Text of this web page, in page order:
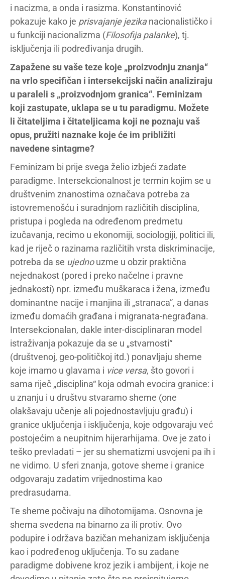
i nacizma, a onda i rasizma. Konstantinović
pokazuje kako je prisvajanje jezikanacionalističko i
u funkciji nacionalizma (Filosofija palanke), tj.
isključenja ili podređivanja drugih.
Zapažene su vaše teze koje „proizvodnju znanja“
na vrlo specifičan i intersekcijski način analiziraju
u paraleli s „proizvodnjom granica“. Feminizam
koji zastupate, uklapa se u tu paradigmu. Možete
li čitateljima i čitateljicama koji ne poznaju vaš
opus, pružiti naznake koje će im približiti
navedene sintagme?
Feminizam bi prije svega želio izbjeći zadate
paradigme. Intersekcionalnost je termin kojim se u
društvenim znanostima označava potreba za
istovremenošću i suradnjom različitih disciplina,
pristupa i pogleda na određenom predmetu
izučavanja, recimo u ekonomiji, sociologiji, politici ili,
kad je riječ o razinama različitih vrsta diskriminacije,
potreba da se ujednouzme u obzir praktična
nejednakost (pored i preko načelne i pravne
jednakosti) npr. između muškaraca i žena, između
dominantne nacije i manjina ili „stranaca”, a danas
između domaćih građana i migranata-negrađana.
Intersekcionalan, dakle inter-disciplinaran model
istraživanja pokazuje da se u „stvarnosti“
(društvenoj, geo-političkoj itd.) ponavljaju sheme
koje imamo u glavama i vice versa, što govori i
sama riječ „disciplina“ koja odmah evocira granice: i
u znanju i u društvu stvaramo sheme (one
olakšavaju učenje ali pojednostavljuju građu) i
granice uključenja i isključenja, koje odgovaraju već
postojećim a neupitnim hijerarhijama. Ove je zato i
teško prevladati – jer su shematizmi usvojeni pa ih i
ne vidimo. U sferi znanja, gotove sheme i granice
odgovaraju zadatim vrijednostima kao
predrasudama.
Te sheme počivaju na dihotomijama. Osnovna je
shema svedena na binarno za ili protiv. Ovo
podupire i održava bazičan mehanizam isključenja
kao i podređenog uključenja. To su zadane
paradigme dobivene kroz jezik i ambijent, i koje ne